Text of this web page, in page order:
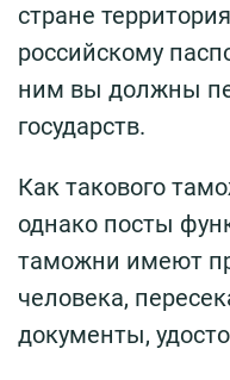
стране
российскому
ним вы должны
государств.
Как такового
однако посты
таможни имеют
человека,
документы,